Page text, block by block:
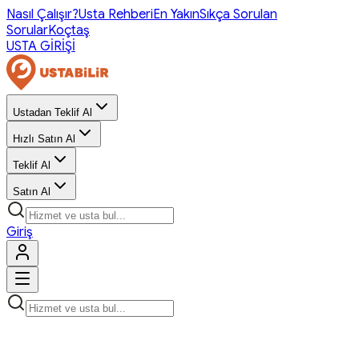
Nasıl Çalışır?Usta RehberiEn YakınSıkça Sorulan
SorularKoçtaş
USTA GİRİŞİ
Ustadan Teklif Al
Hızlı Satın Al
Teklif Al
Satın Al
Giriş